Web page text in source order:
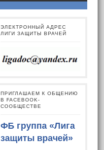
ЭЛЕКТРОННЫЙ АДРЕС
ЛИГИ ЗАЩИТЫ ВРАЧЕЙ
ПРИГЛАШАЕМ К ОБЩЕНИЮ
В FACEBOOK-
СООБЩЕСТВЕ
ФБ группа «Лига
защиты врачей»